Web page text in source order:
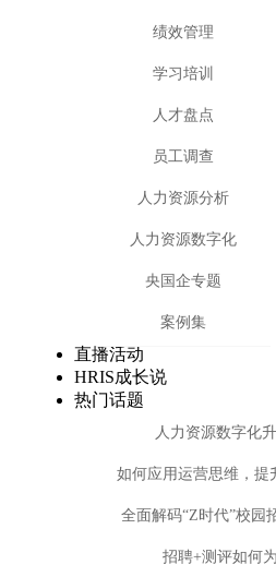
绩效管理
学习培训
人才盘点
员工调查
人力资源分析
人力资源数字化
央国企专题
案例集
直播活动
HRIS成长说
热门话题
人力资源数字化
如何应用运营思维，提
全面解码“Z时代”校园
招聘+测评如何